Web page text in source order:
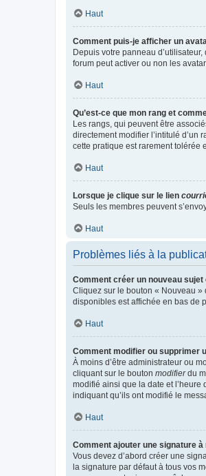
Haut
Comment puis-je afficher un
Depuis votre panneau
forum peut activer ou non les
Haut
Qu’est-ce que mon rang et
Les rangs, qui peuvent être
directement modifier l’intitulé d’un
cette pratique est rarement tolérée
Haut
Lorsque je clique sur le lien
Seuls les membres peuvent
Haut
Problèmes liés à la
Comment créer un nouveau
Cliquez sur le bouton « Nouveau »
disponibles est affichée en bas de
Haut
Comment modifier ou supprimer
À moins d’être administrateur ou
cliquant sur le bouton modifierdu
modifié ainsi que la date et
indiquant qu’ils ont modifié le
Haut
Comment ajouter une signature
Vous devez d’abord créer une
la signature par défaut à tous vos